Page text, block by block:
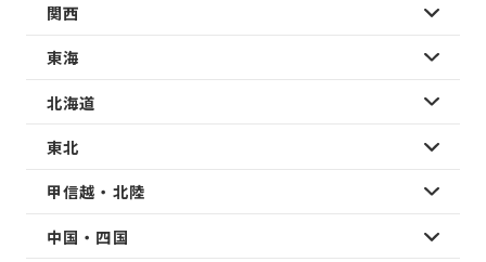
関西
東海
北海道
東北
甲信越・北陸
中国・四国